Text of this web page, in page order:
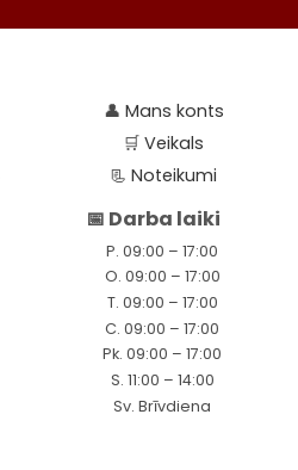
👤 Mans konts
🛒Veikals
📃Noteikumi
📅 Darba laiki
P. 09:00 – 17:00
O. 09:00 – 17:00
T. 09:00 – 17:00
C. 09:00 – 17:00
Pk. 09:00 – 17:00
S. 11:00 – 14:00
Sv. Brīvdiena